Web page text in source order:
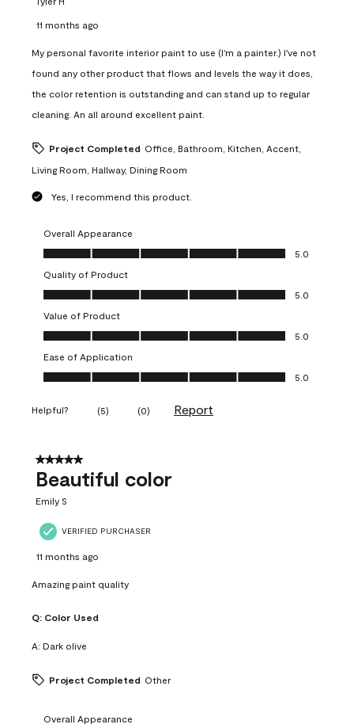
11 months ago
My personal favorite interior paint to use (I'm a painter.) I've not
found any other product that flows and levels the way it does,
the color retention is outstanding and can stand up to regular
cleaning. An all around excellent paint.
Project Completed Office, Bathroom, Kitchen, Accent,
Living Room, Hallway, Dining Room
Yes, I recommend this product.
Overall Appearance
Overall Appearance, 5.0 out of 5
5.0
Quality of Product
Quality of Product, 5.0 out of 5
5.0
Value of Product
Value of Product, 5.0 out of 5
5.0
Ease of Application
Ease of Application, 5.0 out of 5
5.0
Helpful? (5) (0) Report
5 out of 5 stars.
Beautiful color
Emily S
VERIFIED PURCHASER
11 months ago
Amazing paint quality
Q: Color Used
A: Dark olive
Project Completed Other
Overall Appearance